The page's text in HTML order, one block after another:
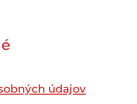
údajov